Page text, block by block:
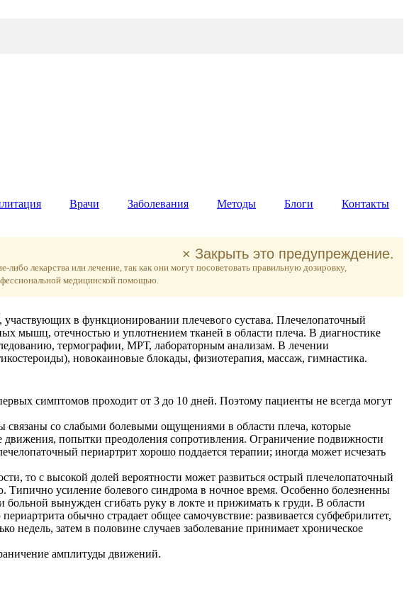
Врачи Заболевания Методы Блоги Контакты
лекарства или лечение, так как они могут посоветовать правильную дозировку,
медицинской помощью.
× Закрыть это предупреждение.
в функционировании плечевого сустава. Плечелопаточный
мышц, отечностью и уплотнением тканей в области плеча. В диагностике
термографии, МРТ, лабораторным анализам. В лечении
новокаиновые блокады, физиотерапия, массаж, гимнастика.
симптомов проходит от 3 до 10 дней. Поэтому пациенты не всегда могут
связаны со слабыми болевыми ощущениями в области плеча, которые
попытки преодоления сопротивления. Ограничение подвижности
периартрит хорошо поддается терапии; иногда может исчезать
то с высокой долей вероятности может развиться острый плечелопаточный
Типично усиление болевого синдрома в ночное время. Особенно болезненны
больной вынужден сгибать руку в локте и прижимать к груди. В области
обычно страдает общее самочувствие: развивается субфебрилитет,
недель, затем в половине случаев заболевание принимает хроническое
амплитуды движений.